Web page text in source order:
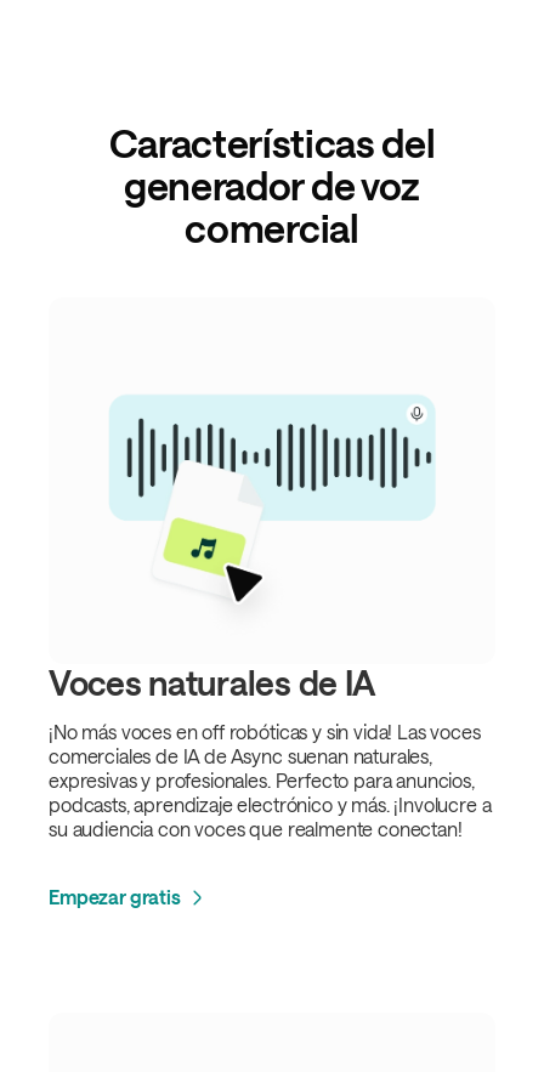
Características del
generador de voz
comercial
Voces naturales de IA
¡No más voces en off robóticas y sin vida! Las voces
comerciales de IA de Async suenan naturales,
expresivas y profesionales. Perfecto para anuncios,
podcasts, aprendizaje electrónico y más. ¡Involucre a
su audiencia con voces que realmente conectan!
Empezar gratis